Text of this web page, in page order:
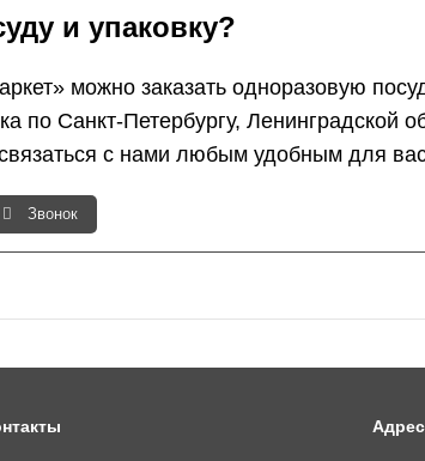
и упаковку?
можно заказать одноразовую
по Санкт-Петербургу, Ленинградской
с нами любым удобным для
Звонок